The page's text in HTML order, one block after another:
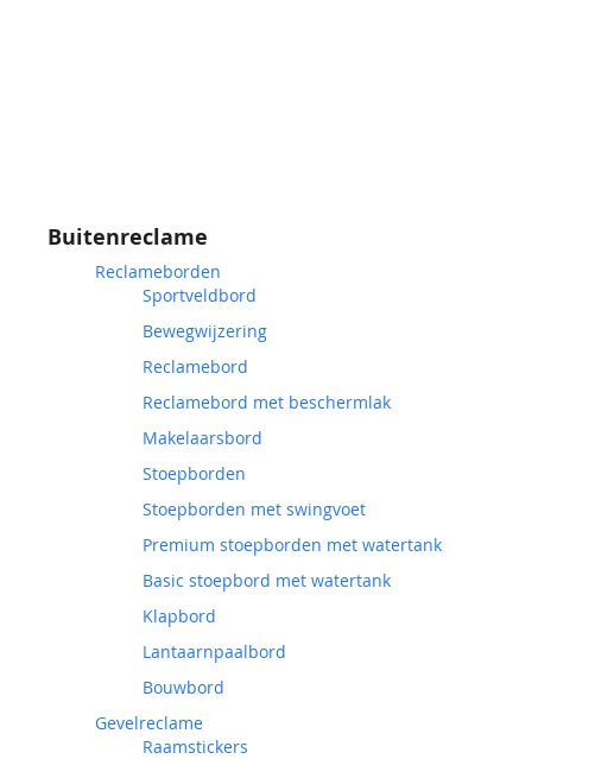
Buitenreclame
Reclameborden
Sportveldbord
Bewegwijzering
Reclamebord
Reclamebord met beschermlak
Makelaarsbord
Stoepborden
Stoepborden met swingvoet
Premium stoepborden met watertank
Basic stoepbord met watertank
Klapbord
Lantaarnpaalbord
Bouwbord
Gevelreclame
Raamstickers